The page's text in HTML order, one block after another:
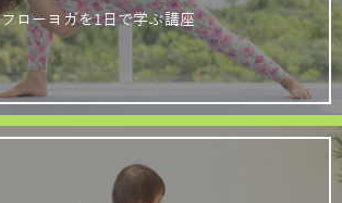
フローヨガを1日で学ぶ講座